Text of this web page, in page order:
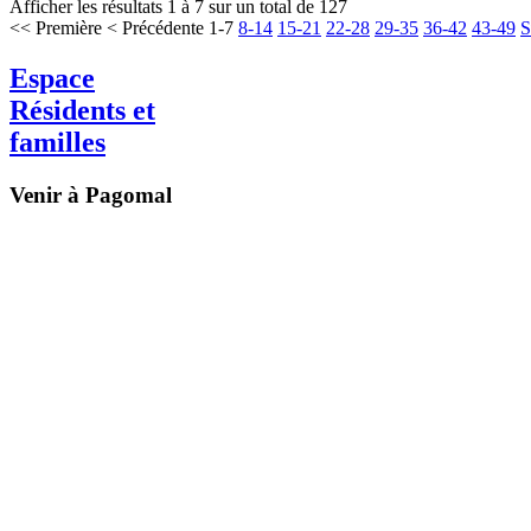
Afficher les résultats 1 à 7 sur un total de 127
<< Première < Précédente 1-7 8-14 15-21 22-28 29-35 36-42 43-49
Espace
Résidents et
familles
Venir à Pagomal